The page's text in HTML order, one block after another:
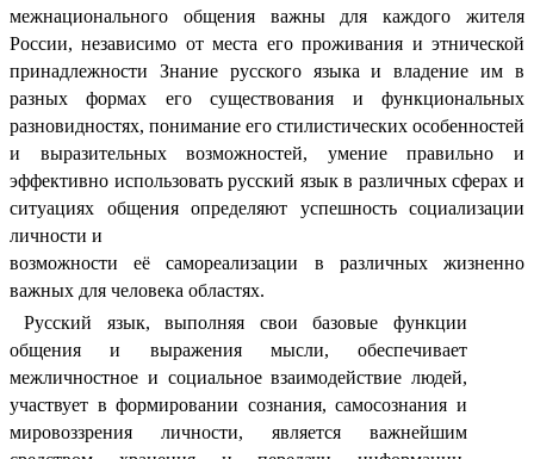
межнационального общения важны для каждого жителя
России, независимо от места его проживания и этнической
принадлежности Знание русского языка и владение им в
разных формах его существования и функциональных
разновидностях, понимание его стилистических особенностей
и выразительных возможностей, умение правильно и
эффективно использовать русский язык в различных сферах и
ситуациях общения определяют успешность социализации
личности и
возможности её самореализации в различных жизненно
важных для человека областях.
Русский язык, выполняя свои базовые функции
общения и выражения мысли, обеспечивает
межличностное и социальное взаимодействие людей,
участвует в формировании сознания, самосознания и
мировоззрения личности, является важнейшим